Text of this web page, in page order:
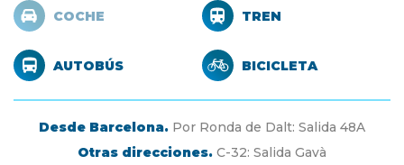
COCHE TREN
AUTOBÚS BICICLETA
Desde Barcelona. Por Ronda de Dalt: Salida 48A
Otras direcciones. C-32: Salida Gavà